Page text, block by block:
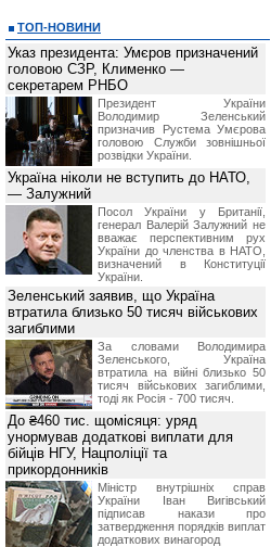
ТОП-НОВИНИ
Указ президента: Умєров призначений
головою СЗР, Клименко —
секретарем РНБО
Президент України
Володимир Зеленський
призначив Pустема Умєрова
головою Служби зовнішньої
розвідки України.
Україна ніколи не вступить до НАТО,
— Залужний
Посол України у Британії,
генерал Валерій Залужний не
вважає перспективним рух
України до членства в НАТО,
визначений в Конституції
України.
Зеленський заявив, що Україна
втратила близько 50 тисяч військових
загиблими
За словами Володимира
Зеленського, Україна
втратила на війні близько 50
тисяч військових загиблими,
тоді як Росія - 700 тисяч.
До ₴460 тис. щомісяця: уряд
унормував додаткові виплати для
бійців НГУ, Нацполіції та
прикордонників
Міністр внутрішніх справ
України Іван Вигівський
підписав накази про
затвердження порядків виплат
додаткових винагород